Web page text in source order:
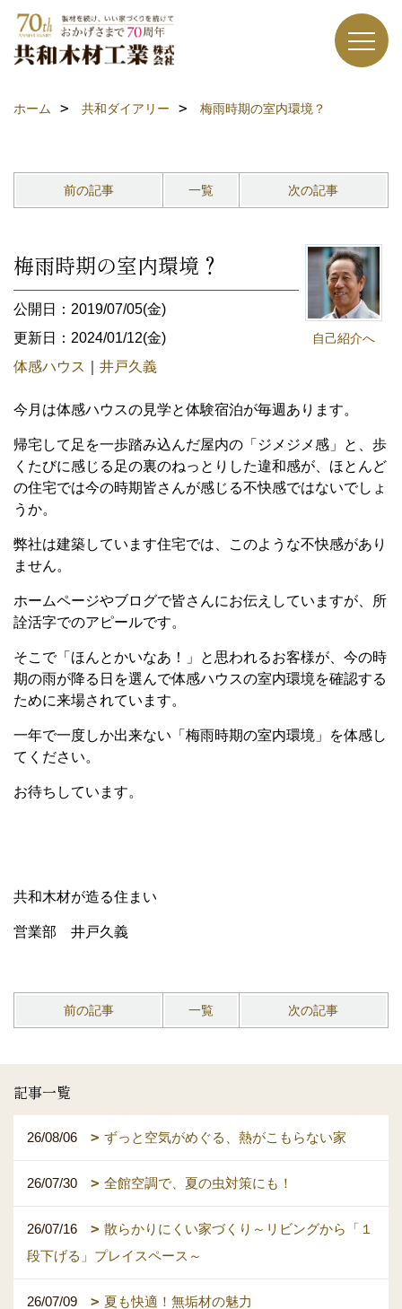
ホーム 共和ダイアリー 梅雨時期の室内環境？
前の記事 一覧 次の記事
自己紹介へ
梅雨時期の室内環境？
公開日：2019/07/05(金)
更新日：2024/01/12(金)
体感ハウス
井戸久義
今月は体感ハウスの見学と体験宿泊が毎週あります。
帰宅して足を一歩踏み込んだ屋内の「ジメジメ感」と、歩
くたびに感じる足の裏のねっとりした違和感が、ほとんど
の住宅では今の時期皆さんが感じる不快感ではないでしょ
うか。
弊社は建築しています住宅では、このような不快感があり
ません。
ホームページやブログで皆さんにお伝えしていますが、所
詮活字でのアピールです。
そこで「ほんとかいなあ！」と思われるお客様が、今の時
期の雨が降る日を選んで体感ハウスの室内環境を確認する
ために来場されています。
一年で一度しか出来ない「梅雨時期の室内環境」を体感し
てください。
お待ちしています。
共和木材が造る住まい
営業部 井戸久義
前の記事 一覧 次の記事
記事一覧
26/08/06 ずっと空気がめぐる、熱がこもらない家
26/07/30 全館空調で、夏の虫対策にも！
26/07/16
散らかりにくい家づくり～リビングから「１
段下げる」プレイスペース～
26/07/09 夏も快適！無垢材の魅力